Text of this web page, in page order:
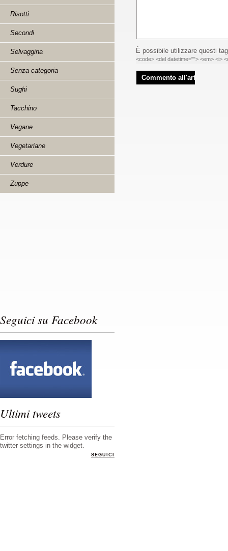
Risotti
Secondi
Selvaggina
Senza categoria
Sughi
Tacchino
Vegane
Vegetariane
Verdure
Zuppe
Seguici su Facebook
Ultimi tweets
Error fetching feeds. Please verify the
twitter settings in the widget.
SEGUICI
È possibile utilizzare questi
<code> <del datetime=""> <em> <i>